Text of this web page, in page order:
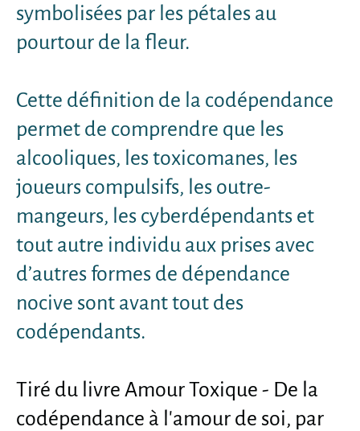
symbolisées par les pétales au
pourtour de la fleur.
Cette définition de la codépendance
permet de comprendre que les
alcooliques, les toxicomanes, les
joueurs compulsifs, les outre-
mangeurs, les cyberdépendants et
tout autre individu aux prises avec
d’autres formes de dépendance
nocive sont avant tout des
codépendants.
Tiré du livre Amour Toxique - De la
codépendance à l'amour de soi, par